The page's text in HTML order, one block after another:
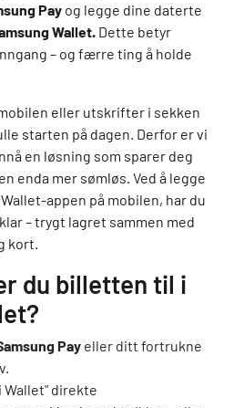
Pay og legge dine daterte
Wallet. Dette betyr
– og færre ting å holde
eller utskrifter i sekken
starten på dagen. Derfor er vi
en løsning som sparer deg
enda mer sømløs. Ved å legge
appen på mobilen, har du
– trygt lagret sammen med
kort.
du billetten til i
Pay eller ditt fortrukne
Wallet" direkte